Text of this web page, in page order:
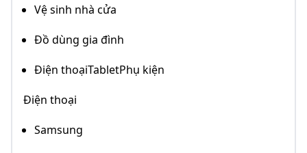
Vệ sinh nhà cửa
Đồ dùng gia đình
Điện thoạiTabletPhụ kiện
Điện thoại
Samsung